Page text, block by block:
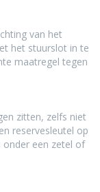
van het
het stuurslot in te
maatregel tegen
zitten, zelfs niet
reservesleutel op
onder een zetel of